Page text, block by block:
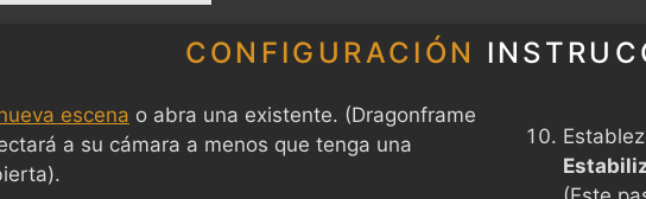
CONFIGURACIÓN
escena o abra una existente. (Dragonframe
a su cámara a menos que tenga una